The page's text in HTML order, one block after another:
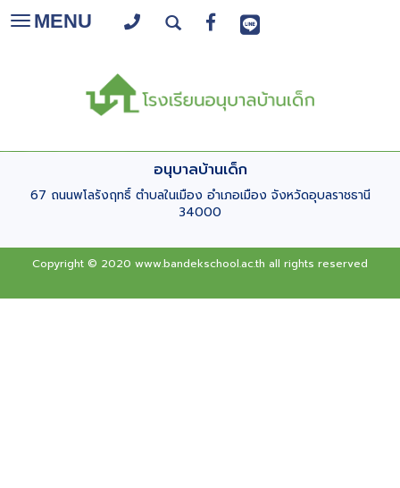
Toggle
MENU
อนุบาลบ้านเด็ก
67 ถนนพโลรังฤทธิ์ ตำบลในเมือง อำเภอเมือง จังหวัดอุบลราชธานี
34000
Copyright © 2020 www.bandekschool.ac.th all rights reserved